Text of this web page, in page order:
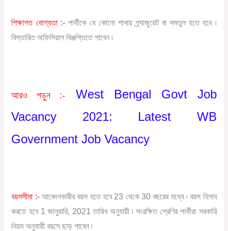
শিক্ষাগত যোগ্যতা :-পার্থীকে যে কোনো শাখায় গ্র্যাজুয়েট বা সমতুল হতে হবে ৷
বিস্তারিত অফিসিয়াল বিঞ্জপ্তিতে পাবেন ৷
আরও পড়ুন :-
West Bengal Govt Job
Vacancy 2021: Latest WB
Government Job Vacancy
বয়সসীমা :-আবেদনকারীর বয়স হতে হবে 23 থেকে 30 বছরের মধ্যে ৷ বয়স হিসাব
করতে হবে 1 জানুয়ারি, 2021 তারিখ অনুযায়ী ৷ সংরক্ষিত শ্রেণির পার্থীরা সরকারি
নিয়ম অনুযায়ী বয়সে ছাড় পাবেন ৷